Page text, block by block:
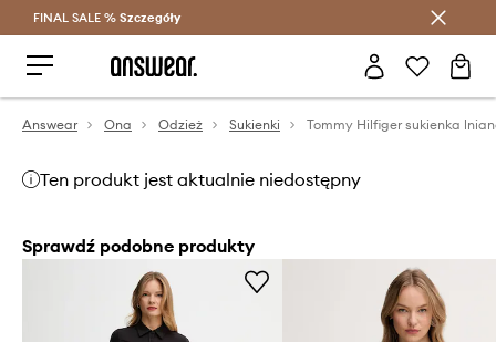
Oszczędzaj z Answear Club >
FINAL SALE % Szczegóły
Answear Ona Odzież Sukienki Tommy Hilfiger sukienka
Ten produkt jest aktualnie niedostępny
Sprawdź podobne produkty